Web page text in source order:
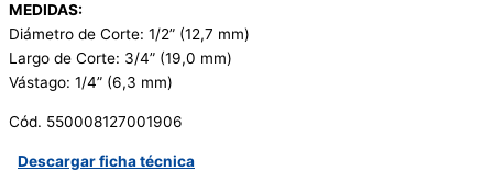
MEDIDAS:
Diámetro de Corte: 1/2” (12,7 mm)
Largo de Corte: 3/4” (19,0 mm)
Vástago: 1/4” (6,3 mm)
Cód. 550008127001906
Descargar ficha técnica